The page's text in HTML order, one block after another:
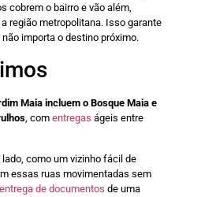
cobrem o bairro e vão além,
região metropolitana. Isso garante
importa o destino próximo.
Maia incluem o Bosque Maia e
, com entregas ágeis entre
como um vizinho fácil de
essas ruas movimentadas sem
entrega de documentos de uma